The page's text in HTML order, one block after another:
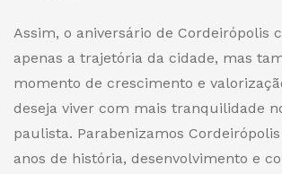
Assim, o aniversário de Cordeirópolis
apenas a trajetória da cidade, mas
momento de crescimento e
deseja viver com mais tranquilidade
paulista. Parabenizamos
anos de história, desenvolvimento e